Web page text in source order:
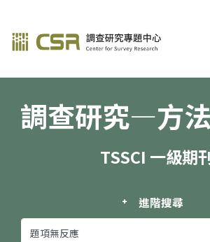
調查研究—方法與應
調查研究—方
TSSCI 一級期
進階搜尋